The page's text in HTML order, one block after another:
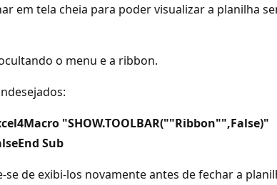
em tela cheia para poder visualizar a planilha
o menu e a ribbon.
Sub
de exibi-los novamente antes de fechar a